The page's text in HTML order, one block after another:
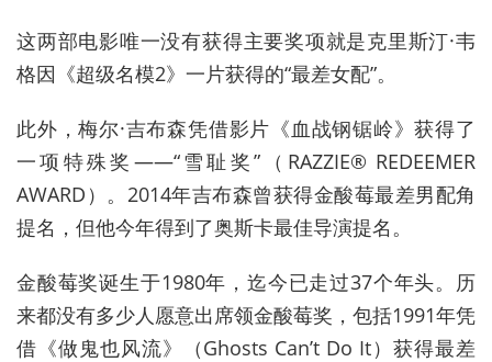
这两部电影唯一没有获得主要奖项就是克里斯汀·韦
格因《超级名模2》一片获得的“最差女配”。
此外，梅尔·吉布森凭借影片《血战钢锯岭》获得了
一项特殊奖——“雪耻奖”（RAZZIE® REDEEMER
AWARD）。2014年吉布森曾获得金酸莓最差男配角
提名，但他今年得到了奥斯卡最佳导演提名。
金酸莓奖诞生于1980年，迄今已走过37个年头。历
来都没有多少人愿意出席领金酸莓奖，包括1991年凭
借《做鬼也风流》（Ghosts Can’t Do It）获得最差